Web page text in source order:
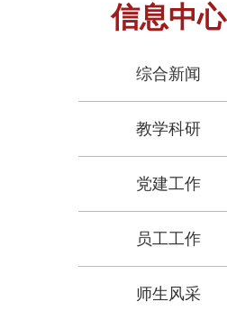
信息中心
综合新闻
教学科研
党建工作
员工工作
师生风采